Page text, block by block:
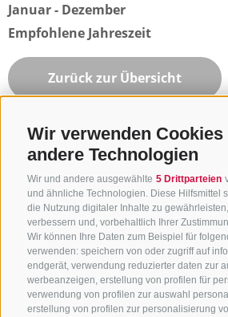
Wir verwenden Cookies
andere Technologien
Wir und andere ausgewählte 5 Drittparteien
und ähnliche Technologien. Diese Hilfsmittel
die Nutzung digitaler Inhalte zu
verbessern und, vorbehaltlich Ihrer
Wir können Ihre Daten zum Beispiel für
verwenden: speichern von oder zugriff auf
endgerät, verwendung reduzierter daten zur
werbeanzeigen, erstellung von profilen für
verwendung von profilen zur auswahl
erstellung von profilen zur personalisierung
Januar - Dezember
Empfohlene Jahreszeit
Zurück zur Übersicht